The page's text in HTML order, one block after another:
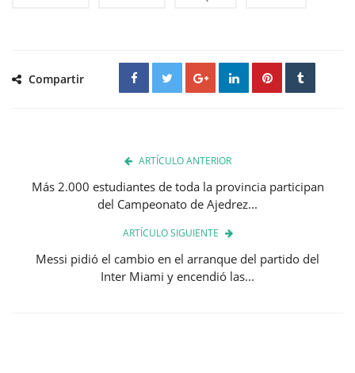
Compartir
ARTÍCULO ANTERIOR
Más 2.000 estudiantes de toda la provincia participan
del Campeonato de Ajedrez...
ARTÍCULO SIGUIENTE
Messi pidió el cambio en el arranque del partido del
Inter Miami y encendió las...